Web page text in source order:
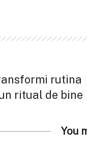
rutina
ritual de bine
You